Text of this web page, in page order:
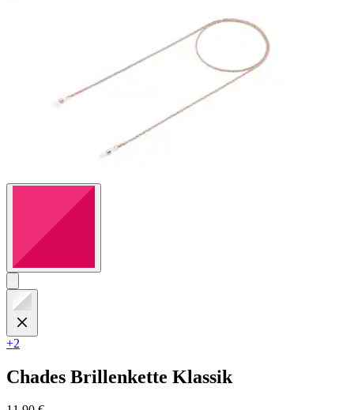
+2
Chades Brillenkette Klassik